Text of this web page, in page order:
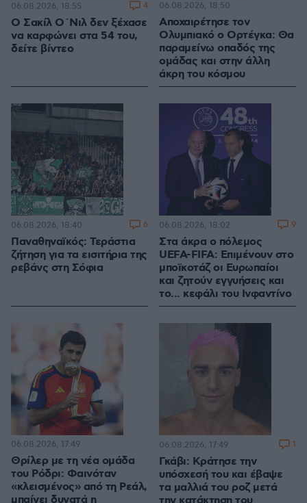
Ο Σακίλ Ο΄Νιλ δεν ξέχασε
να καρφώνει στα 54 του,
δείτε βίντεο
06.08.2026, 18:55 4
Αποχαιρέτησε τον
Ολυμπιακό ο Ορτέγκα: Θα
παραμείνω οπαδός της
ομάδας και στην άλλη
άκρη του κόσμου
06.08.2026, 18:50
Παναθηναϊκός: Τεράστια
ζήτηση για τα εισιτήρια της
ρεβάνς στη Σόφια
06.08.2026, 18:40 6
Στα άκρα ο πόλεμος
UEFA-FIFA: Επιμένουν στο
μποϊκοτάζ οι Ευρωπαίοι
και ζητούν εγγυήσεις και
το... κεφάλι του Ινφαντίνο
06.08.2026, 18:02 9
Θρίλερ με τη νέα ομάδα
του Ρόδρι: Φαινόταν
«κλεισμένος» από τη Ρεάλ,
μπαίνει δυνατά η
06.08.2026, 17:49
Γκάβι: Κράτησε την
υπόσχεσή του και έβαψε
τα μαλλιά του ροζ μετά
06.08.2026, 17:49 1